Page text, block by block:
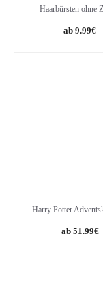
Haarbürsten ohne
Original
9.99€
Harry Potter
51.99€